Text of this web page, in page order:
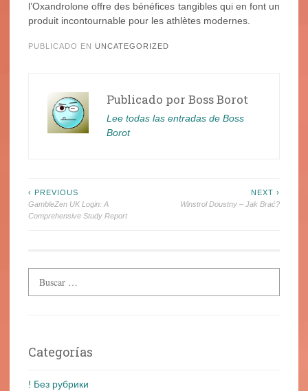
l’Oxandrolone offre des bénéfices tangibles qui en font un
produit incontournable pour les athlètes modernes.
PUBLICADO EN UNCATEGORIZED
Publicado por Boss Borot
Lee todas las entradas de Boss
Borot
Navegación
de
‹ PREVIOUS
GambleZen UK Login: A
Comprehensive Study Report
NEXT ›
Winstrol Doustny – Jak Brać?
Categorías
! Без рубрики